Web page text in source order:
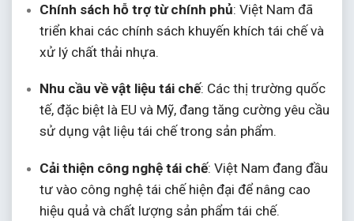
Chính sách hỗ trợ từ chính phủ: Việt Nam đã
triển khai các chính sách khuyến khích tái chế và
xử lý chất thải nhựa.
Nhu cầu về vật liệu tái chế: Các thị trường quốc
tế, đặc biệt là EU và Mỹ, đang tăng cường yêu cầu
sử dụng vật liệu tái chế trong sản phẩm.
Cải thiện công nghệ tái chế: Việt Nam đang đầu
tư vào công nghệ tái chế hiện đại để nâng cao
hiệu quả và chất lượng sản phẩm tái chế.